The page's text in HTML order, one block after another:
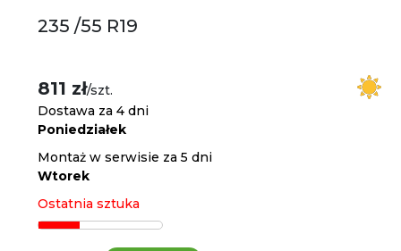
235 /55 R19
811 zł/szt.
Dostawa za 4 dni
Poniedziałek
Montaż w serwisie za 5 dni
Wtorek
Ostatnia sztuka